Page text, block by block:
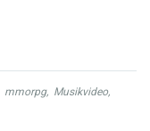
mmorpg, Musikvideo,